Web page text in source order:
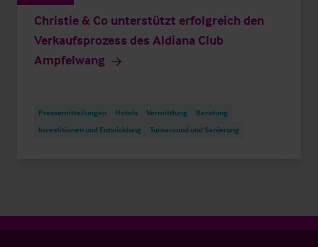
Christie & Co unterstützt erfolgreich den
Verkaufsprozess des Aldiana Club
Ampfelwang
Pressemitteilungen Hotels Vermittlung
Beratung
Investitionen und Entwicklung
Turnaround und Sanierung